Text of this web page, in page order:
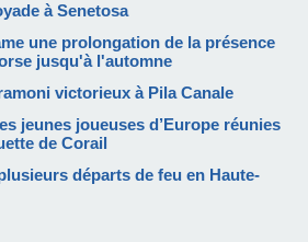
à Senetosa
une prolongation de la présence
jusqu'à l'automne
victorieux à Pila Canale
jeunes joueuses d’Europe réunies
de Corail
départs de feu en Haute-